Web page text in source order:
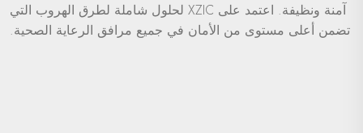
آمنة ونظيفة. اعتمد على XZIC لحلول شاملة لطرق الهروب التي
تضمن أعلى مستوى من الأمان في جميع مرافق الرعاية الصحية.